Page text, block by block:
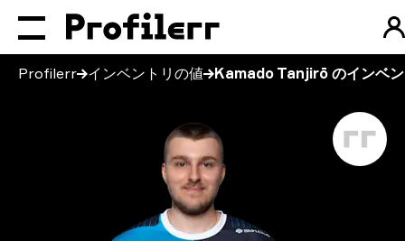
Profilerr インベントリの値 Kamado Tanjirō のインベ